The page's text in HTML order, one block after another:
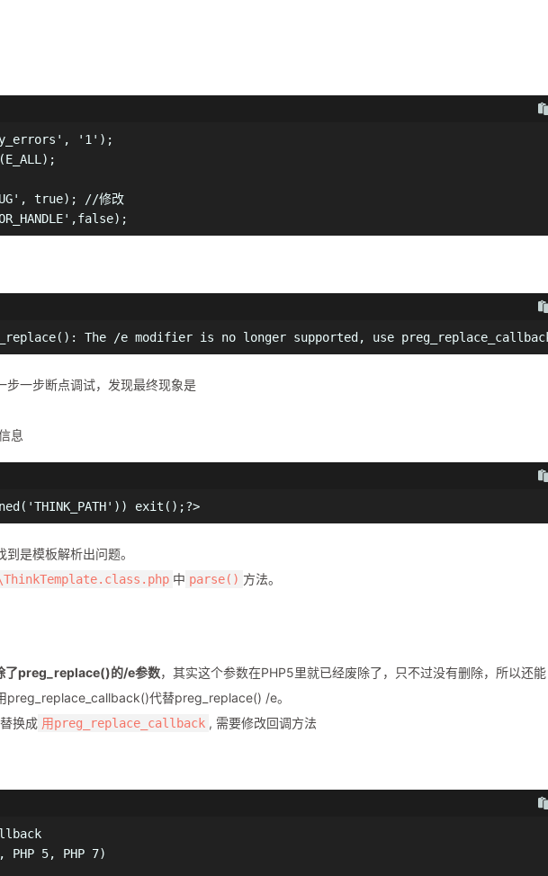
'1');
true); //修改
The /e modifier is no longer supported, use
步一步断点调试，发现最终现象是
息
exit();?>
是模板解析出问题。
中 parse() 方法。
了preg_replace()的/e参数，其实这个参数在PHP5里就已经废除了，只不过没有删除，所以还能
preg_replace_callback()代替preg_replace() /e。
换成 用preg_replace_callback , 需要修改回调方法
PHP 5, PHP 7)